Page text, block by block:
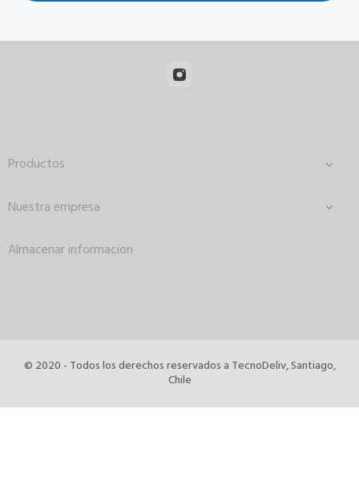
Productos 
Nuestra empresa 
Almacenar informacion
© 2020 - Todos los derechos reservados a TecnoDeliv, Santiago,
Chile